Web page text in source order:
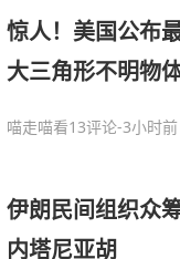
惊人！美国公布
大三角形不明物
喵走喵看13评论-3小时前
伊朗民间组织众
内塔尼亚胡